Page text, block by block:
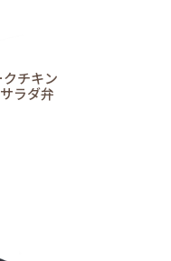
クチキン
ラダ弁